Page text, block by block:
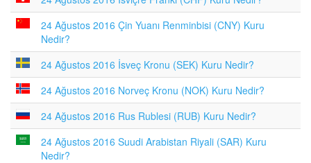
24 Ağustos 2016 Çin Yuanı Renminbisi (CNY) Kuru
Nedir?
24 Ağustos 2016 İsveç Kronu (SEK) Kuru Nedir?
24 Ağustos 2016 Norveç Kronu (NOK) Kuru Nedir?
24 Ağustos 2016 Rus Rublesi (RUB) Kuru Nedir?
24 Ağustos 2016 Suudi Arabistan Riyali (SAR) Kuru
Nedir?